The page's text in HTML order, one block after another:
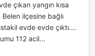
çıkan yangın kısa
Belen ilçesine bağlı
evde evde çıktı.
112 acil...